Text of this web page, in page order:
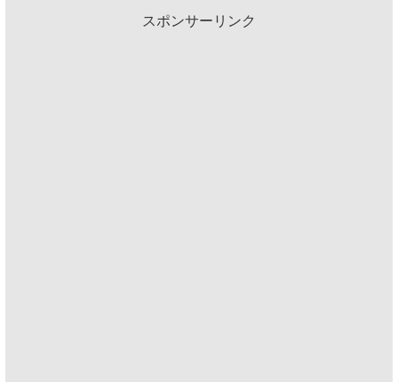
スポンサーリンク